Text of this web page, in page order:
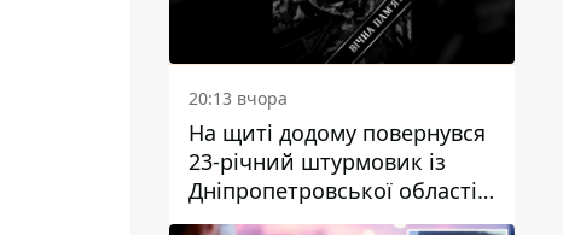
20:13 вчора
На щиті додому повернувся
23-річний штурмовик із
Дніпропетровської області
Богдан Бескровний